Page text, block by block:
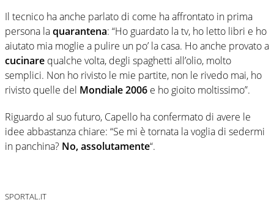
Il tecnico ha anche parlato di come ha affrontato in prima
persona laquarantena: “Ho guardato la tv, ho letto libri e ho
aiutato mia moglie a pulire un po’ la casa. Ho anche provato a
cucinare qualche volta, degli spaghetti all’olio, molto
semplici. Non ho rivisto le mie partite, non le rivedo mai, ho
rivisto quelle del Mondiale 2006 e ho gioito moltissimo”.
Riguardo al suo futuro, Capello ha confermato di avere le
idee abbastanza chiare: “Se mi è tornata la voglia di sedermi
in panchina? No, assolutamente“.
SPORTAL.IT